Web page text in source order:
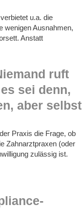
u.a. die
wenigen Ausnahmen,
Anstatt
ruft
sei denn,
aber selbst
Praxis die Frage, ob
Zahnarztpraxen (oder
zulässig ist.